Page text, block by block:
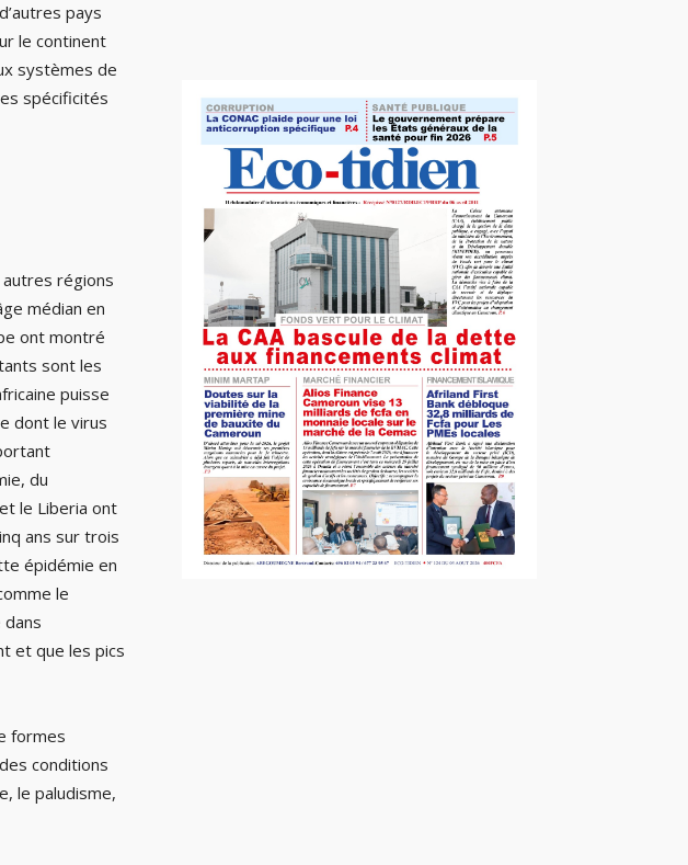
pays
le continent
systèmes de
spécificités
régions
médian en
ont montré
sont les
puisse
dont le virus
du
le Liberia ont
ans sur trois
épidémie en
le
et que les pics
formes
conditions
le paludisme,